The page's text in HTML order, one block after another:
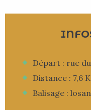
Départ : rue
Distance : 7,6
Balisage :